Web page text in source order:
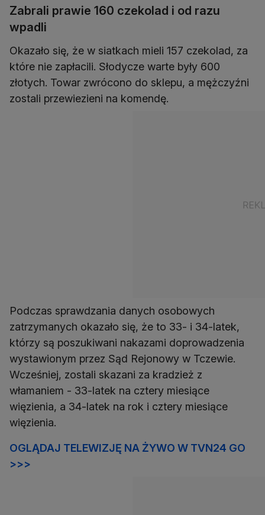
Zabrali prawie 160 czekolad i od razu
wpadli
Okazało się, że w siatkach mieli 157 czekolad, za
które nie zapłacili. Słodycze warte były 600
złotych. Towar zwrócono do sklepu, a mężczyźni
zostali przewiezieni na komendę.
Podczas sprawdzania danych osobowych
zatrzymanych okazało się, że to 33- i 34-latek,
którzy są poszukiwani nakazami doprowadzenia
wystawionym przez Sąd Rejonowy w Tczewie.
Wcześniej, zostali skazani za kradzież z
włamaniem - 33-latek na cztery miesiące
więzienia, a 34-latek na rok i cztery miesiące
więzienia.
OGLĄDAJ TELEWIZJĘ NA ŻYWO W TVN24 GO
>>>